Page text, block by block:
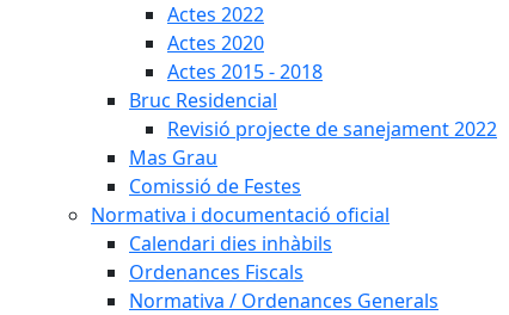
Actes 2022
Actes 2020
Actes 2015 - 2018
Bruc Residencial
Revisió projecte de sanejament 2022
Mas Grau
Comissió de Festes
Normativa i documentació oficial
Calendari dies inhàbils
Ordenances Fiscals
Normativa / Ordenances Generals